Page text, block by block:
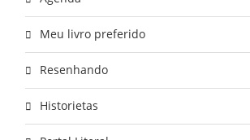
Meu livro preferido
Resenhando
Historietas